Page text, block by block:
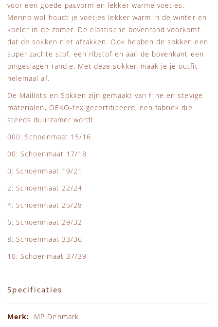
voor een goede pasvorm en lekker warme voetjes.
Merino wol houdt je voetjes lekker warm in de winter en
koeler in de zomer. De elastische bovenrand voorkomt
dat de sokken niet afzakken. Ook hebben de sokken een
super zachte stof, een ribstof en aan de bovenkant een
omgeslagen randje. Met deze sokken maak je je outfit
helemaal af.
De Maillots en Sokken zijn gemaakt van fijne en stevige
materialen, OEKO-tex gecertificeerd, een fabriek die
steeds duurzamer wordt.
000: Schoenmaat 15/16
00: Schoenmaat 17/18
0: Schoenmaat 19/21
2: Schoenmaat 22/24
4: Schoenmaat 25/28
6: Schoenmaat 29/32
8: Schoenmaat 33/36
10: Schoenmaat 37/39
Specificaties
MP Denmark